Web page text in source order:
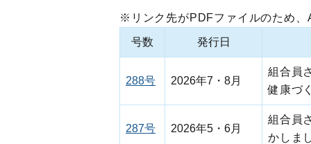
※リンク先がPDFファイルのため
号数 発行日
288号 2026年7・8月
組合員
健康づ
287号 2026年5・6月
組合員
かしま